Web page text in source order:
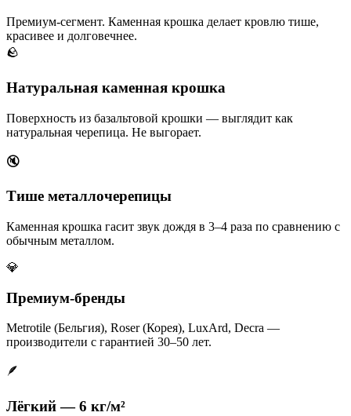
Премиум-сегмент. Каменная крошка делает кровлю тише,
красивее и долговечнее.
🪨
Натуральная каменная крошка
Поверхность из базальтовой крошки — выглядит как
натуральная черепица. Не выгорает.
🔇
Тише металлочерепицы
Каменная крошка гасит звук дождя в 3–4 раза по сравнению с
обычным металлом.
💎
Премиум-бренды
Metrotile (Бельгия), Roser (Корея), LuxArd, Decra —
производители с гарантией 30–50 лет.
🪶
Лёгкий — 6 кг/м²